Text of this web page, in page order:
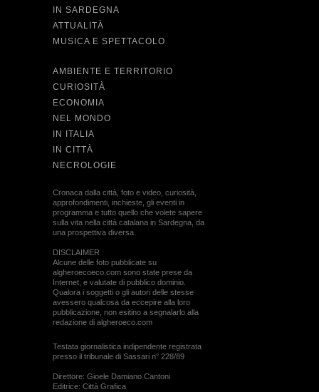
IN SARDEGNA
ATTUALITÀ
MUSICA E SPETTACOLO
AMBIENTE E TERRITORIO
CURIOSITÀ
ECONOMIA
NEL MONDO
IN ITALIA
IN CITTÀ
NECROLOGIE
Cronaca dalla città, foto e video, curiosità,
approfondimenti, inchieste, gli eventi in
programma e tutto quello che volete sapere
sulla vita nella città catalana in Sardegna, da
una prospettiva diversa.
DISCLAIMER
Alcune delle foto pubblicate su
algheroecoeco.com sono state prese da
Internet, e valutate di pubblico dominio.
Qualora i soggetti o gli autori delle stesse
avessero qualcosa da eccepire alla loro
pubblicazione, non esitino a segnalarlo alla
redazione di algheroeco.com
Testata giornalistica indipendente registrata
presso il tribunale di Sassari n° 228/89
Direttore: Gioele Damiano Cantoni
Editrice: Città Grafica